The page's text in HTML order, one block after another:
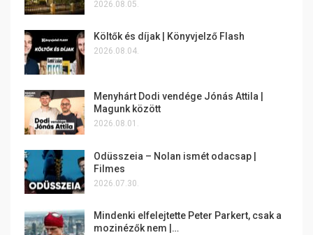
2026.08.05.
Költők és díjak | Könyvjelző Flash
2026.08.04.
Menyhárt Dodi vendége Jónás Attila |
Magunk között
2026.08.01.
Odüsszeia – Nolan ismét odacsap |
Filmes
2026.07.30.
Mindenki elfelejtette Peter Parkert, csak a
mozinézők nem |…